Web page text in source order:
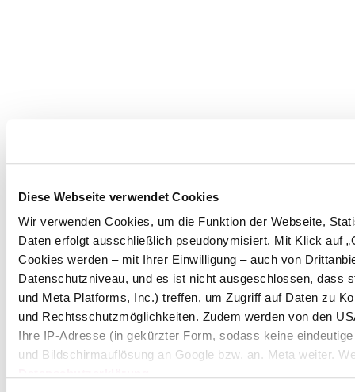
Diese Webseite verwendet Cookies
Wir verwenden Cookies, um die Funktion der Webseite,
Daten erfolgt ausschließlich pseudonymisiert. Mit Klick auf
Cookies werden – mit Ihrer Einwilligung – auch von
Datenschutzniveau, und es ist nicht ausgeschlossen, dass
und Meta Platforms, Inc.) treffen, um Zugriff auf Daten zu
und Rechtsschutzmöglichkeiten. Zudem werden von den
Ihre IP-Adresse (in gekürzter Form, sodass keine
und Bildschirmauflösung an Google bzw. an. Meta weiter.